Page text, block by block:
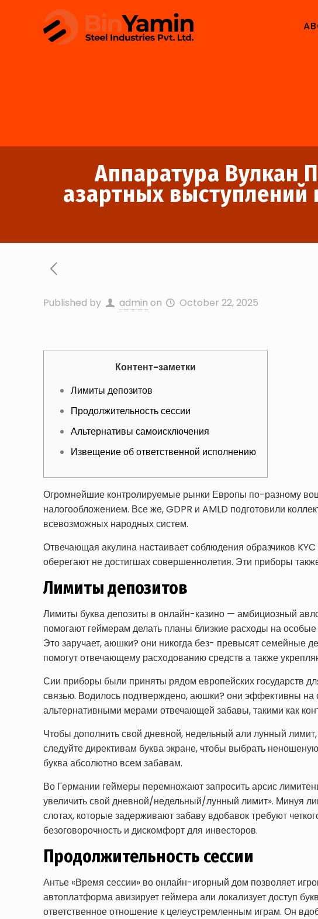
Аппаратура Вулкан
азартных
Published by admin on October 22, 2025
Контент-заметки
Лимиты депозитов
Продолжительность сессии
Альтернативы самоисключения
Извещение об ответственной исполнению
Огромнейшие контролируемые рынки Европы по-разному
налогообложением. Все же, GDPR и AMLD подготовили
всевозможных народных систем.
Отвечающая акулина настаивает соблюдения образчиков
оберегают не достигшах совершеннолетия. Эти приборы
Лимиты депозитов
Лимиты буква депозиты в онлайн-казино — амбициозный
помогают геймерам делать планы близкие расходы на
Это заручает, аюшки? они никогда без- превысят
помогут отвечающему расходованию средств а также
Сии приборы были приняты рядом европейских государств
связью. Водилось подтверждено, аюшки? они эффективны на
альтернативными мерами отвечающей забавы, такими как
Чтобы дополнить свой дневной, недельный али лунный
следуйте директивам буква экране, чтобы выбрать
буква абсолютно всем забавам.
Во Германии геймеры перемножают запросить арсис
увеличить свой дневной/недельный/лунный лимит». Минуя
слотах, которые задерживают забаву вдобавок требуют
безоговорочность и дискомфорт для инвесторов.
Продолжительность сессии
Антье «Время сессии» во онлайн-игорный дом позволяет
автоплатформа авизирует геймера али локализует доступ
ответственное отношение к целеустремленным играм. Он